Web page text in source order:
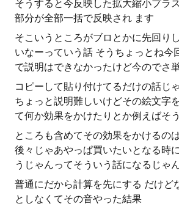
そうすると今反映した拡大縮小プラ
部分が全部一括で反映され ます
そこいうところがブロとかに先回り
いなーっていう話 そうちょっとね今
で説明はできなかったけど今のでさ
コピーして貼り付けてるだけの話じ
ちょっと説明難しいけどその絵文字
て何か効果をかけたりとか例えばそ
ところも含めてその効果をかけるの
後々じゃあやっぱ買いたいとなる時
うじゃんってそういう話になるじゃ
普通にだから計算を先にする だけど
としなくてその音やった結果